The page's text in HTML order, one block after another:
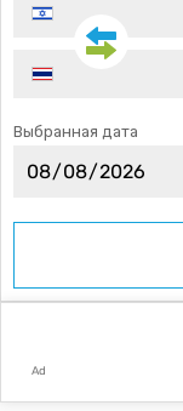
Выбранная дата
Ad